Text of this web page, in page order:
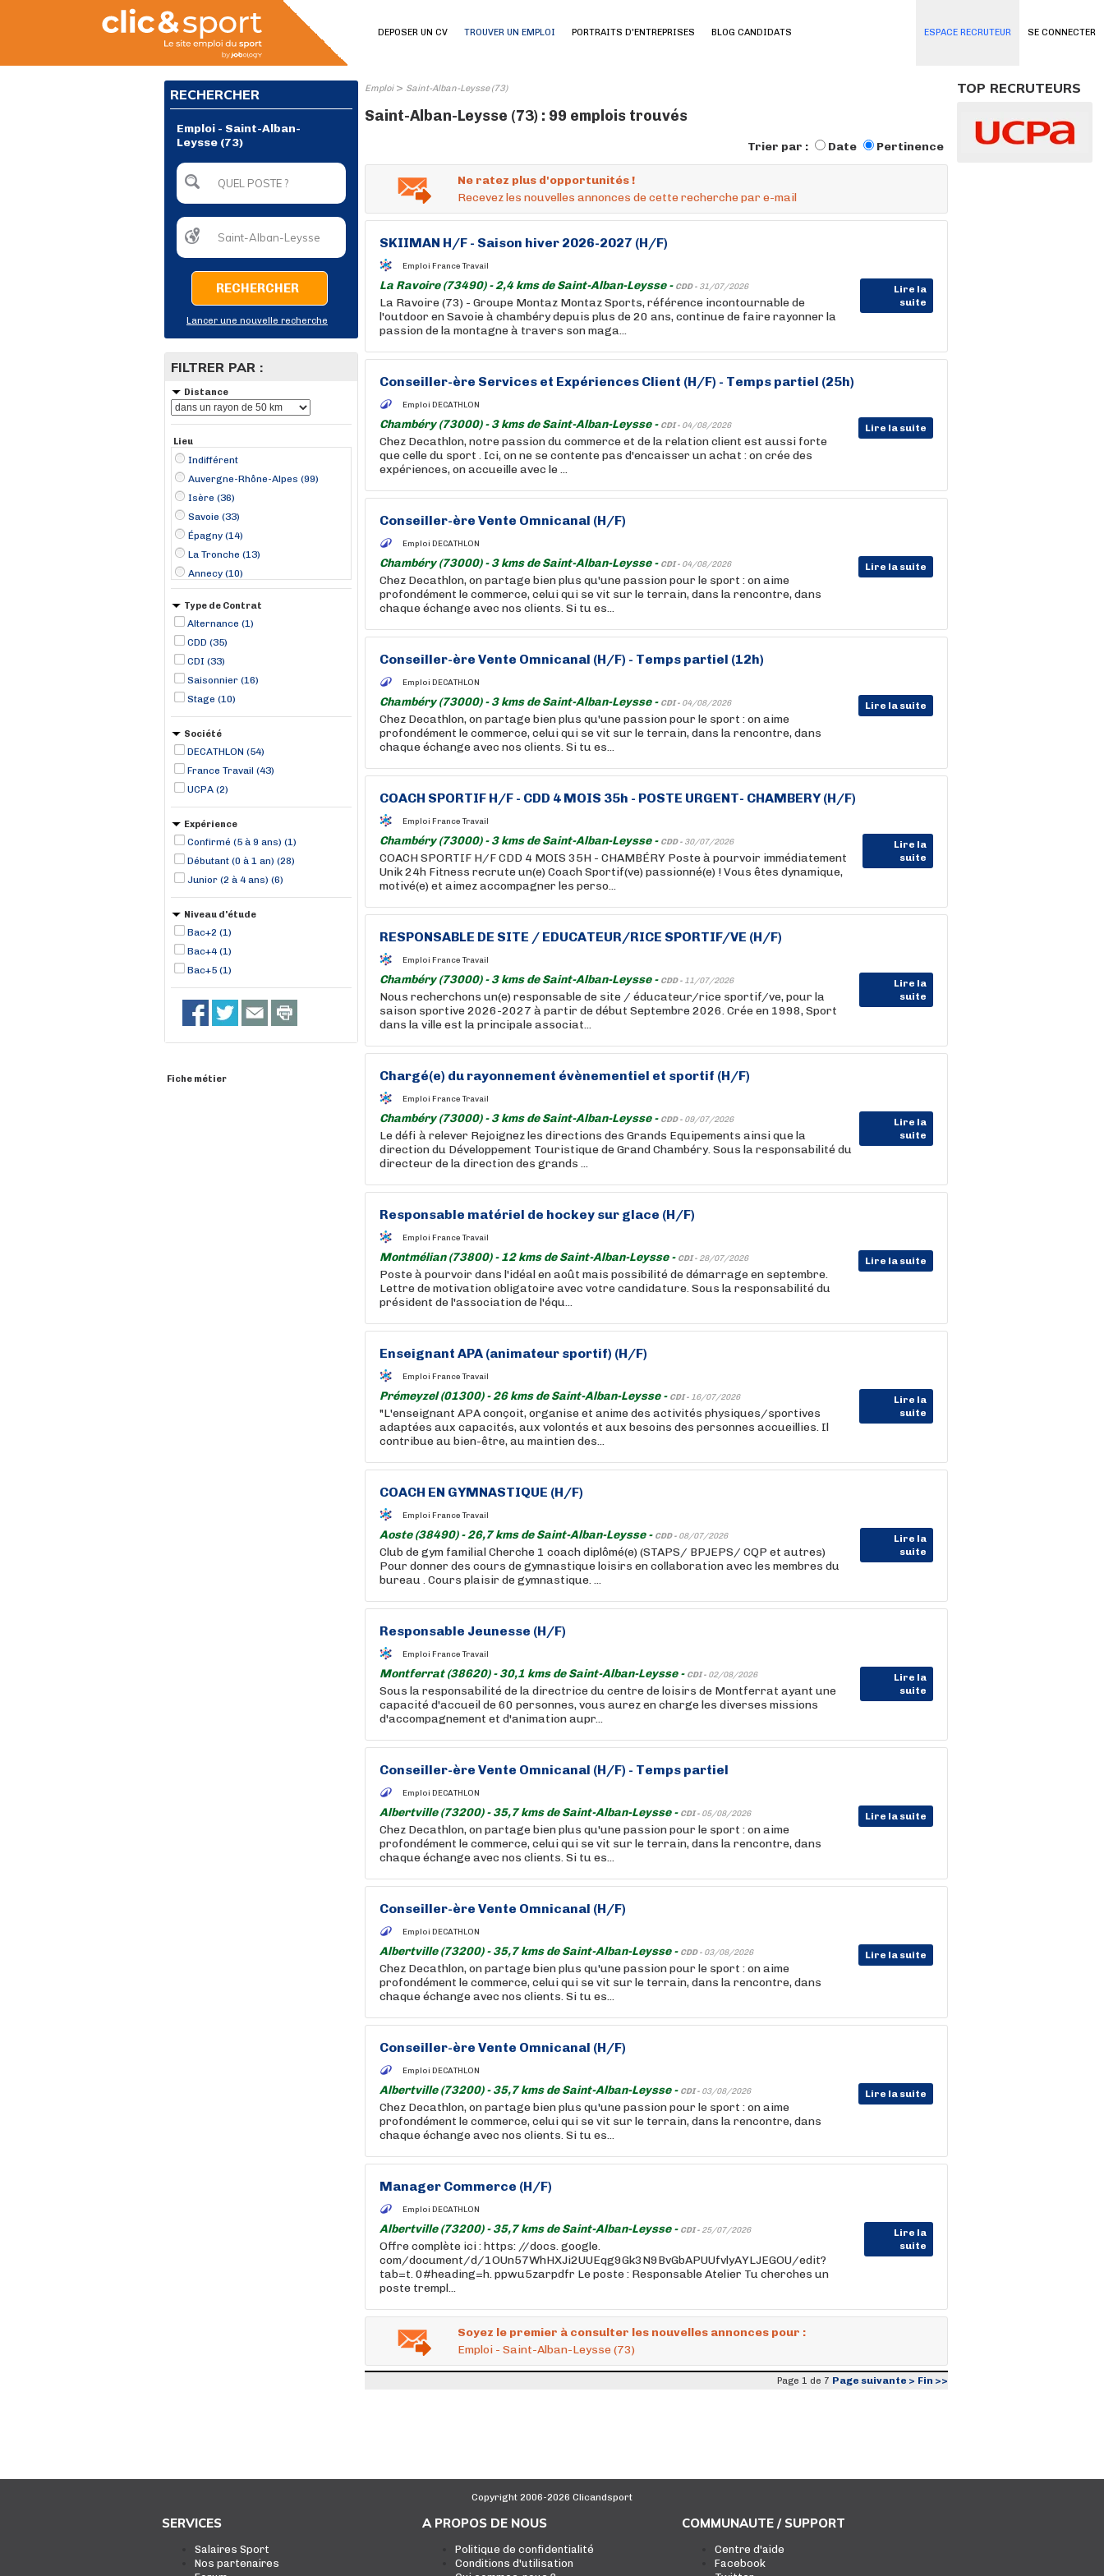
SE CONNECTER
DEPOSER UN CV TROUVER UN EMPLOI PORTRAITS D'ENTREPRISES BLOG CANDIDATS ESPACE RECRUTEUR
RECHERCHER
Emploi - Saint-Alban-
Leysse (73)
RECHERCHER
Lancer une nouvelle recherche
FILTRER PAR :
Distance
Lieu
Indifférent
Auvergne-Rhône-Alpes (99)
Isère (36)
Savoie (33)
Épagny (14)
La Tronche (13)
Annecy (10)
Saint-Martin-de-Belleville (10)
Albertville (9)
Chambéry (6)
Sainte-Égrève (6)
Grenoble (5)
Saint-Martin-d'Hères (4)
Voiron (3)
Type de Contrat
Alternance (1)
CDD (35)
CDI (33)
Saisonnier (16)
Stage (10)
Société
DECATHLON (54)
France Travail (43)
UCPA (2)
Expérience
Confirmé (5 à 9 ans) (1)
Débutant (0 à 1 an) (28)
Junior (2 à 4 ans) (6)
Niveau d'étude
Bac+2 (1)
Bac+4 (1)
Bac+5 (1)
Fiche métier
Emploi> Saint-Alban-Leysse (73)
Saint-Alban-Leysse (73) : 99 emplois trouvés
Trier par : Date Pertinence
Ne ratez plus d'opportunités !
Recevez les nouvelles annonces de cette recherche par e-mail
SKIIMAN H/F - Saison hiver 2026-2027 (H/F)
Emploi France Travail
La Ravoire (73490) - 2,4 kms de Saint-Alban-Leysse - CDD - 31/07/2026
Lire la
suite
La Ravoire (73) - Groupe Montaz Montaz Sports, référence incontournable de
l'outdoor en Savoie à chambéry depuis plus de 20 ans, continue de faire rayonner la
passion de la montagne à travers son maga...
Conseiller-ère Services et Expériences Client (H/F) - Temps partiel (25h)
Emploi DECATHLON
Chambéry (73000) - 3 kms de Saint-Alban-Leysse - CDI - 04/08/2026 Lire la suite
Chez Decathlon, notre passion du commerce et de la relation client est aussi forte
que celle du sport . Ici, on ne se contente pas d'encaisser un achat : on crée des
expériences, on accueille avec le ...
Conseiller-ère Vente Omnicanal (H/F)
Emploi DECATHLON
Chambéry (73000) - 3 kms de Saint-Alban-Leysse - CDI - 04/08/2026 Lire la suite
Chez Decathlon, on partage bien plus qu'une passion pour le sport : on aime
profondément le commerce, celui qui se vit sur le terrain, dans la rencontre, dans
chaque échange avec nos clients. Si tu es...
Conseiller-ère Vente Omnicanal (H/F) - Temps partiel (12h)
Emploi DECATHLON
Chambéry (73000) - 3 kms de Saint-Alban-Leysse - CDI - 04/08/2026 Lire la suite
Chez Decathlon, on partage bien plus qu'une passion pour le sport : on aime
profondément le commerce, celui qui se vit sur le terrain, dans la rencontre, dans
chaque échange avec nos clients. Si tu es...
COACH SPORTIF H/F - CDD 4 MOIS 35h - POSTE URGENT- CHAMBERY (H/F)
Emploi France Travail
Chambéry (73000) - 3 kms de Saint-Alban-Leysse - CDD - 30/07/2026
Lire la
suite
COACH SPORTIF H/F CDD 4 MOIS 35H - CHAMBÉRY Poste à pourvoir immédiatement
Unik 24h Fitness recrute un(e) Coach Sportif(ve) passionné(e) ! Vous êtes dynamique,
motivé(e) et aimez accompagner les perso...
RESPONSABLE DE SITE / EDUCATEUR/RICE SPORTIF/VE (H/F)
Emploi France Travail
Chambéry (73000) - 3 kms de Saint-Alban-Leysse - CDD - 11/07/2026
Lire la
suite
Nous recherchons un(e) responsable de site / éducateur/rice sportif/ve, pour la
saison sportive 2026-2027 à partir de début Septembre 2026. Crée en 1998, Sport
dans la ville est la principale associat...
Chargé(e) du rayonnement évènementiel et sportif (H/F)
Emploi France Travail
Chambéry (73000) - 3 kms de Saint-Alban-Leysse - CDD - 09/07/2026
Lire la
suite
Le défi à relever Rejoignez les directions des Grands Equipements ainsi que la
direction du Développement Touristique de Grand Chambéry. Sous la responsabilité du
directeur de la direction des grands ...
Responsable matériel de hockey sur glace (H/F)
Emploi France Travail
Montmélian (73800) - 12 kms de Saint-Alban-Leysse - CDI - 28/07/2026 Lire la suite
Poste à pourvoir dans l'idéal en août mais possibilité de démarrage en septembre.
Lettre de motivation obligatoire avec votre candidature. Sous la responsabilité du
président de l'association de l'équ...
Enseignant APA (animateur sportif) (H/F)
Emploi France Travail
Prémeyzel (01300) - 26 kms de Saint-Alban-Leysse - CDI - 16/07/2026
Lire la
suite
"L'enseignant APA conçoit, organise et anime des activités physiques/sportives
adaptées aux capacités, aux volontés et aux besoins des personnes accueillies. Il
contribue au bien-être, au maintien des...
COACH EN GYMNASTIQUE (H/F)
Emploi France Travail
Aoste (38490) - 26,7 kms de Saint-Alban-Leysse - CDD - 08/07/2026
Lire la
suite
Club de gym familial Cherche 1 coach diplômé(e) (STAPS/ BPJEPS/ CQP et autres)
Pour donner des cours de gymnastique loisirs en collaboration avec les membres du
bureau . Cours plaisir de gymnastique. ...
Responsable Jeunesse (H/F)
Emploi France Travail
Montferrat (38620) - 30,1 kms de Saint-Alban-Leysse - CDI - 02/08/2026
Lire la
suite
Sous la responsabilité de la directrice du centre de loisirs de Montferrat ayant une
capacité d'accueil de 60 personnes, vous aurez en charge les diverses missions
d'accompagnement et d'animation aupr...
Conseiller-ère Vente Omnicanal (H/F) - Temps partiel
Emploi DECATHLON
Albertville (73200) - 35,7 kms de Saint-Alban-Leysse - CDI - 05/08/2026 Lire la suite
Chez Decathlon, on partage bien plus qu'une passion pour le sport : on aime
profondément le commerce, celui qui se vit sur le terrain, dans la rencontre, dans
chaque échange avec nos clients. Si tu es...
Conseiller-ère Vente Omnicanal (H/F)
Emploi DECATHLON
Albertville (73200) - 35,7 kms de Saint-Alban-Leysse - CDD - 03/08/2026 Lire la suite
Chez Decathlon, on partage bien plus qu'une passion pour le sport : on aime
profondément le commerce, celui qui se vit sur le terrain, dans la rencontre, dans
chaque échange avec nos clients. Si tu es...
Conseiller-ère Vente Omnicanal (H/F)
Emploi DECATHLON
Albertville (73200) - 35,7 kms de Saint-Alban-Leysse - CDI - 03/08/2026 Lire la suite
Chez Decathlon, on partage bien plus qu'une passion pour le sport : on aime
profondément le commerce, celui qui se vit sur le terrain, dans la rencontre, dans
chaque échange avec nos clients. Si tu es...
Manager Commerce (H/F)
Emploi DECATHLON
Albertville (73200) - 35,7 kms de Saint-Alban-Leysse - CDI - 25/07/2026
Lire la
suite
Offre complète ici : https: //docs. google.
com/document/d/1OUn57WhHXJi2UUEqg9Gk3N9BvGbAPUUfvlyAYLJEGOU/edit?
tab=t. 0#heading=h. ppwu5zarpdfr Le poste : Responsable Atelier Tu cherches un
poste trempl...
Soyez le premier à consulter les nouvelles annonces pour :
Emploi - Saint-Alban-Leysse (73)
Page 1 de 7 Page suivante > Fin >>
TOP RECRUTEURS
Copyright 2006-2026 Clicandsport
SERVICES
Salaires Sport
Nos partenaires
A PROPOS DE NOUS
Politique de confidentialité
Conditions d'utilisation
COMMUNAUTE / SUPPORT
Centre d'aide
Facebook